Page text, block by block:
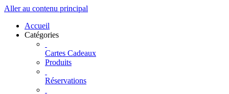
Aller au contenu principal
Accueil
Catégories
Cartes Cadeaux
Produits
Réservations